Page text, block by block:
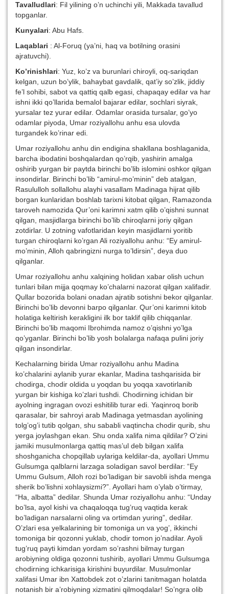
Tavalludlari: Fil yilining o’n uchinchi yili, Makkada tavallud
topganlar.
Kunyalari: Abu Hafs.
Laqablari : Al-Foruq (ya’ni, haq va botilning orasini
ajratuvchi).
Ko’rinishlari: Yuz, ko’z va burunlari chiroyli, oq-sariqdan
kelgan, uzun bo’ylik, bahaybat gavdalik, qat’iy so’zlik, jiddiy
fe’l sohibi, sabot va qattiq qalb egasi, chapaqay edilar va har
ishni ikki qo’llarida bemalol bajarar edilar, sochlari siyrak,
yursalar tez yurar edilar. Odamlar orasida tursalar, go’yo
odamlar piyoda, Umar roziyallohu anhu esa ulovda
turgandek ko’rinar edi.
Umar roziyallohu anhu din endigina shakllana boshlaganida,
barcha ibodatini boshqalardan qo’rqib, yashirin amalga
oshirib yurgan bir paytda birinchi bo’lib islomini oshkor qilgan
insondirlar. Birinchi bo’lib “amirul-mo’minin” deb atalgan,
Rasululloh sollallohu alayhi vasallam Madinaga hijrat qilib
borgan kunlaridan boshlab tarixni kitobat qilgan, Ramazonda
taroveh namozida Qur’oni karimni xatm qilib o’qishni sunnat
qilgan, masjidlarga birinchi bo’lib chiroqlarni joriy qilgan
zotdirlar. U zotning vafotlaridan keyin masjidlarni yoritib
turgan chiroqlarni ko’rgan Ali roziyallohu anhu: “Ey amirul-
mo’minin, Alloh qabringizni nurga to’ldirsin”, deya duo
qilganlar.
Umar roziyallohu anhu xalqining holidan xabar olish uchun
tunlari bilan mijja qoqmay ko’chalarni nazorat qilgan xalifadir.
Qullar bozorida bolani onadan ajratib sotishni bekor qilganlar.
Birinchi bo’lib devonni barpo qilganlar. Qur’oni karimni kitob
holatiga keltirish kerakligini ilk bor taklif qilib chiqqanlar.
Birinchi bo’lib maqomi Ibrohimda namoz o’qishni yo’lga
qo’yganlar. Birinchi bo’lib yosh bolalarga nafaqa pulini joriy
qilgan insondirlar.
Kechalarning birida Umar roziyallohu anhu Madina
ko’chalarini aylanib yurar ekanlar, Madina tashqarisida bir
chodirga, chodir oldida u yoqdan bu yoqqa xavotirlanib
yurgan bir kishiga ko’zlari tushdi. Chodirning ichidan bir
ayolning ingragan ovozi eshitilib turar edi. Yaqinroq borib
qarasalar, bir sahroyi arab Madinaga yetmasdan ayolining
tolg’og’i tutib qolgan, shu sababli vaqtincha chodir qurib, shu
yerga joylashgan ekan. Shu onda xalifa nima qildilar? O’zini
jamiki musulmonlarga qattiq mas’ul deb bilgan xalifa
shoshganicha chopqillab uylariga keldilar-da, ayollari Ummu
Gulsumga qalblarni larzaga soladigan savol berdilar: “Ey
Ummu Gulsum, Alloh rozi bo’ladigan bir savobli ishda menga
sherik bo’lishni xohlaysizmi?”. Ayollari ham o’ylab o’tirmay,
“Ha, albatta” dedilar. Shunda Umar roziyallohu anhu: “Unday
bo’lsa, ayol kishi va chaqaloqqa tug’ruq vaqtida kerak
bo’ladigan narsalarni oling va ortimdan yuring”, dedilar.
O’zlari esa yelkalarining bir tomoniga un va yog’, ikkinchi
tomoniga bir qozonni yuklab, chodir tomon jo’nadilar. Ayoli
tug’ruq payti kimdan yordam so’rashni bilmay turgan
arobiyning oldiga qozonni tushirib, ayollari Ummu Gulsumga
chodirning ichkarisiga kirishini buyurdilar. Musulmonlar
xalifasi Umar ibn Xattobdek zot o’zlarini tanitmagan holatda
notanish bir a’robiyning xizmatini qilmoqdalar! So’ngra olib